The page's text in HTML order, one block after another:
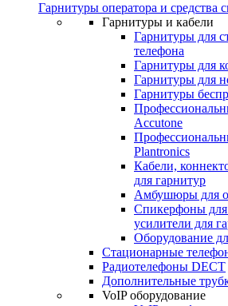
Гарнитуры оператора и средства
Гарнитуры и кабели
Гарнитуры для
телефона
Гарнитуры для
Гарнитуры для
Гарнитуры
Accutone
Plantronics
Кабели,
для гарнитур
Амбушюры для
Cпикерфоны
усилители для
Оборудование
Стационарные
Радиотелефоны DECT
Дополнительные
VoIP оборудование